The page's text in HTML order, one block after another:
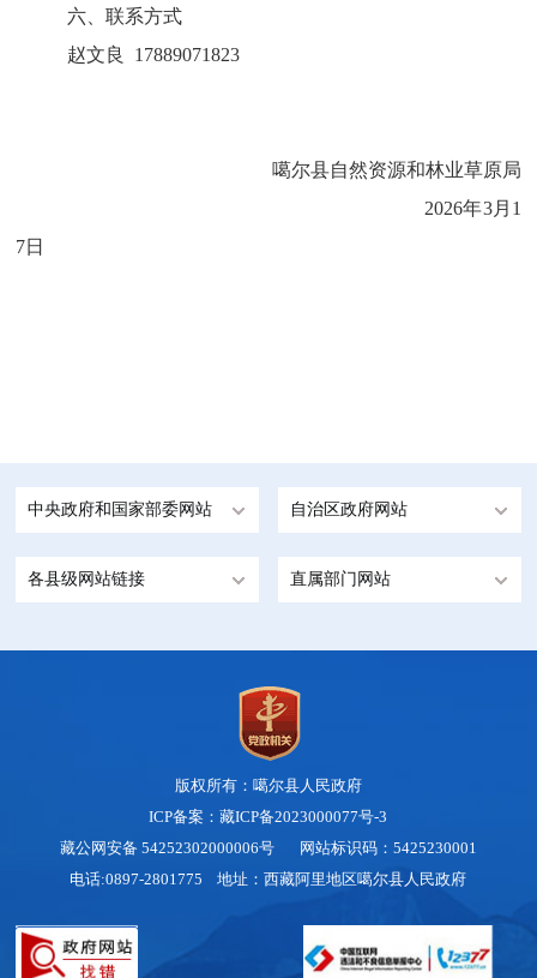
六、联系方式
赵文良 17889071823
噶尔县自然资源和林业草原局
2026年3月 1
7日
中央政府和国家部委网站 自治区政府网站
各县级网站链接 直属部门网站
版权所有：噶尔县人民政府
ICP备案：藏ICP备2023000077号-3
藏公网安备 54252302000006号网站标识码：5425230001
电话:0897-2801775 地址：西藏阿里地区噶尔县人民政府